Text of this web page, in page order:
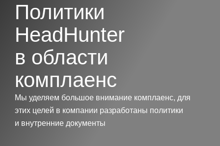
Политики
HeadHunter
в области
комплаенс
Мы уделяем большое внимание комплаенс, для
этих целей в компании разработаны политики
и внутренние документы